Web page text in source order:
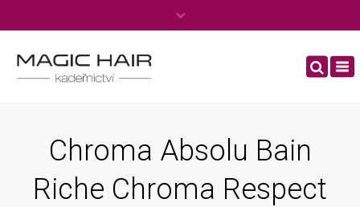
Po – Ne: 8:00 – 20:00
×
Chroma Absolu Bain
Riche Chroma Respect